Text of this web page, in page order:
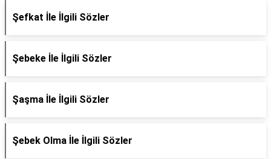
Şefkat İle İlgili Sözler
Şebeke İle İlgili Sözler
Şaşma İle İlgili Sözler
Şebek Olma İle İlgili Sözler